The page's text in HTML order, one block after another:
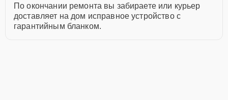
По окончании ремонта вы забираете или курьер
доставляет на дом исправное устройство с
гарантийным бланком.